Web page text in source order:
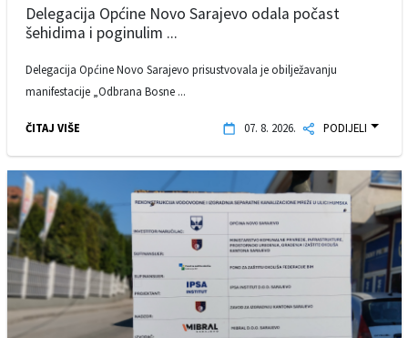
Delegacija Općine Novo Sarajevo odala počast
šehidima i poginulim ...
Delegacija Općine Novo Sarajevo prisustvovala je obilježavanju
manifestacije „Odbrana Bosne ...
ČITAJ VIŠE 07. 8. 2026. PODIJELI